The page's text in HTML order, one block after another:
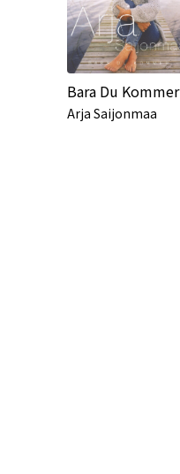
Bara Du Kommer
Arja Saijonmaa